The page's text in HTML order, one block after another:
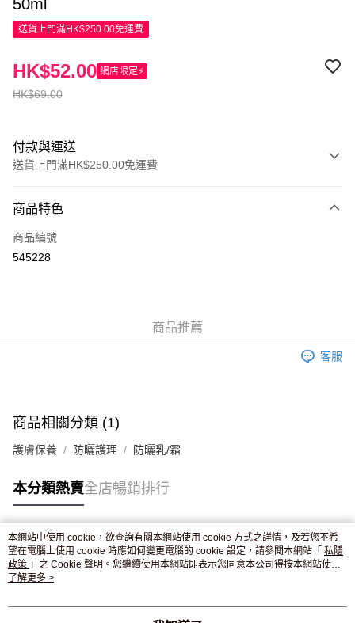
50ml
送貨上門滿HK$250.00免運費
HK$69.00
HK$52.00 網店限定⚡
付款與運送
送貨上門滿HK$250.00免運費
信用卡
Apple Pay
付款後門市自取，訂單確認後2-4個工作天到店，7天內取。逾期後
商品特色
商品編號
545228
商品推薦
客服
商品相關分類 (1)
護膚保養 防曬護理 防曬乳/霜
本分類熱賣全店暢銷排行
熱門標籤
熱銷排行
本網站中使用 cookie，欲查詢有關本網站使用 cookie 方式之詳情，及若您不希
望在電腦上使用 cookie 時應如何變更電腦的 cookie 設定，請參閱本網站「 私隱
政策 」之 Cookie 聲明。您繼續使用本網站即表示您同意本公司得按本網站使用
條款之 Cookie 聲明使用 cookie。
了解更多 >